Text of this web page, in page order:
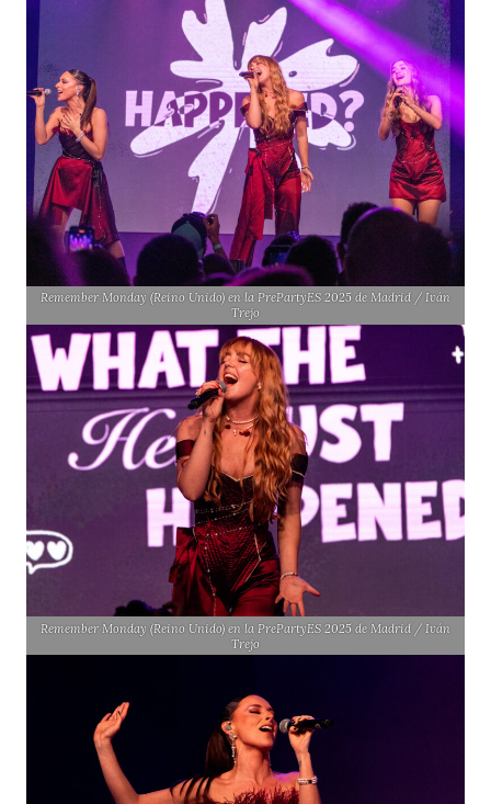
Remember Monday (Reino Unido) en la PrePartyES 2025 de Madrid / Iván
Trejo
Remember Monday (Reino Unido) en la PrePartyES 2025 de Madrid / Iván
Trejo